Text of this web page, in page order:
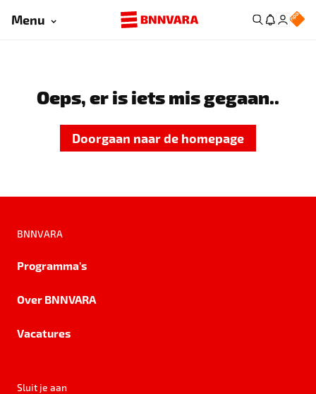
Menu
Oeps, er is iets mis gegaan..
Doorgaan naar de homepage
BNNVARA
Programma's
Over BNNVARA
Vacatures
Sluit je aan